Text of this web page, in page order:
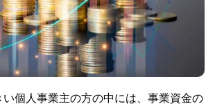
い個人事業主の方の中には、事業資金の